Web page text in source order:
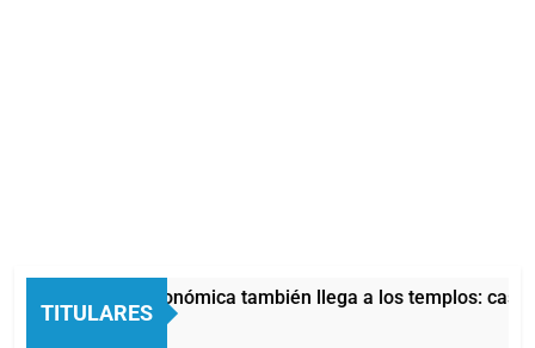
TITULARES
La crisis económica también llega a los templos: casi
7 Minutos Atrás